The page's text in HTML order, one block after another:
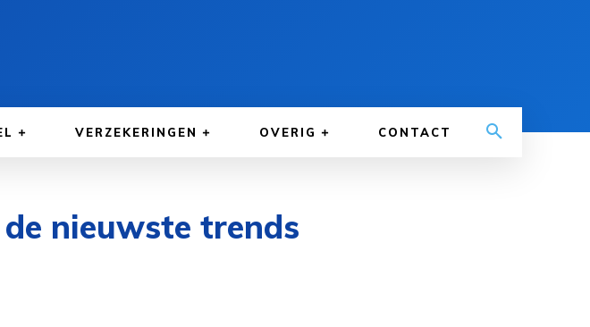
VERZEKERINGEN OVERIG CONTACT
nieuwste trends